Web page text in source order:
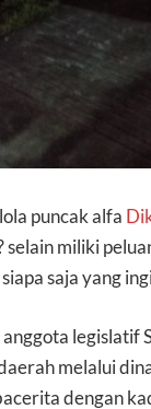
puncak alfa
selain miliki
saja yang
legislatif
melalui
dengan